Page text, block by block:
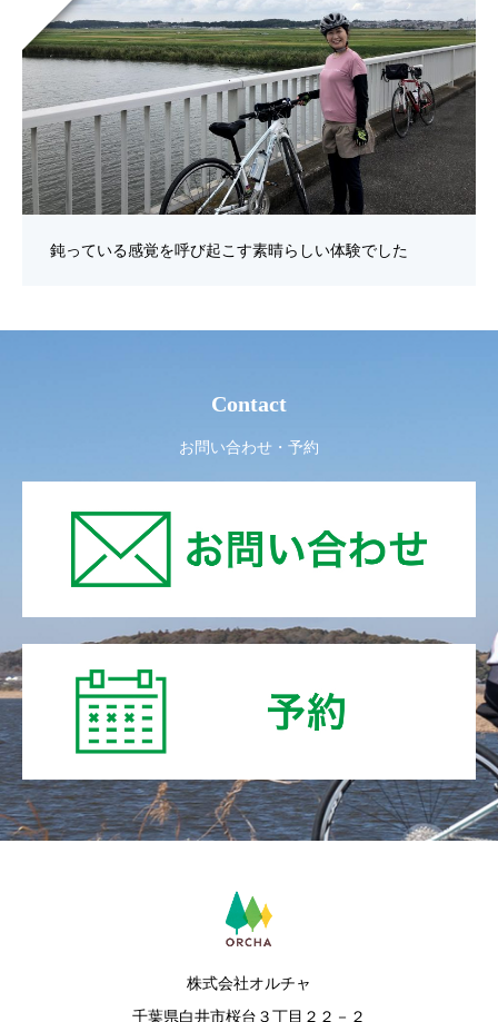
鈍っている感覚を呼び起こす素晴らしい体験でした
Contact
お問い合わせ・予約
株式会社オルチャ
千葉県白井市桜台３丁目２２－２